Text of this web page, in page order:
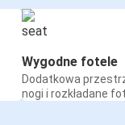
Wygodne fotele
Dodatkowa
nogi i rozkładane